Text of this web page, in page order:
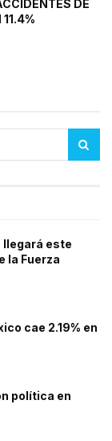
DE
llegará este
la Fuerza
cae 2.19% en
política en